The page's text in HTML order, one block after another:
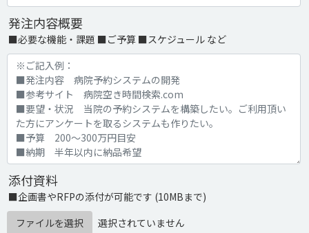
発注内容概要
■必要な機能・課題 ■ご予算 ■スケジュール など
添付資料
■企画書やRFPの添付が可能です (10MBまで)
ファイルを選択
選択されていません